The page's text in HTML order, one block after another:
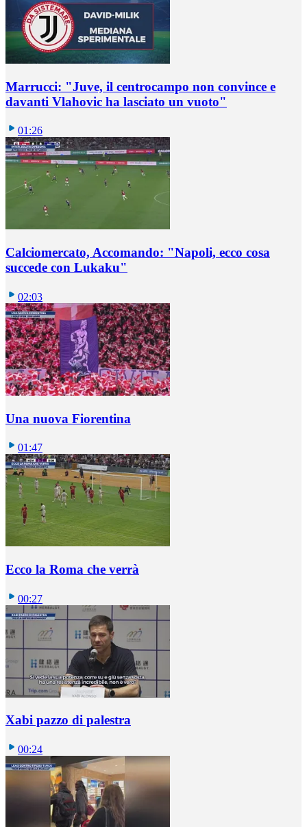
Marrucci: "Juve, il centrocampo non convince e
davanti Vlahovic ha lasciato un vuoto"
01:26
Calciomercato, Accomando: "Napoli, ecco cosa
succede con Lukaku"
02:03
Una nuova Fiorentina
01:47
Ecco la Roma che verrà
00:27
Xabi pazzo di palestra
00:24